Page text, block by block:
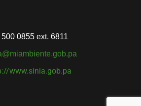
0855 ext. 6811
www.sinia.gob.pa